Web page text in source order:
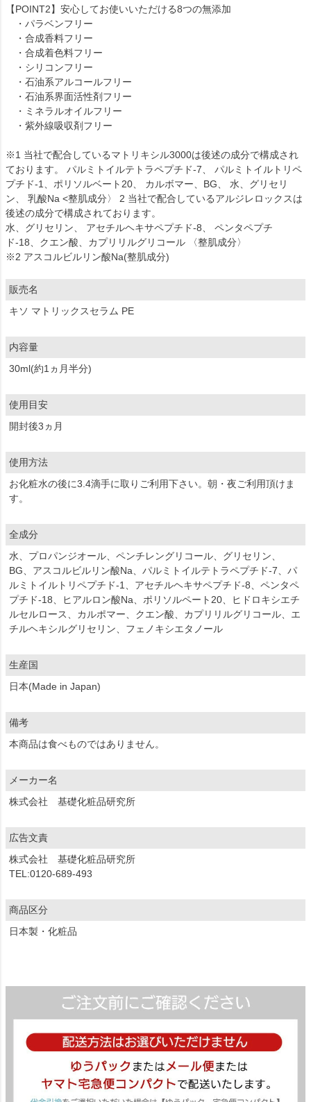
【POINT2】安心してお使いいただける8つの無添加
・パラベンフリー
・合成香料フリー
・合成着色料フリー
・シリコンフリー
・石油系アルコールフリー
・石油系界面活性剤フリー
・ミネラルオイルフリー
・紫外線吸収剤フリー
※1 当社で配合しているマトリキシル3000は後述の成分で構成され
ております。 パルミトイルテトラペプチド-7、 パルミトイルトリペ
プチド-1、ポリソルベート20、 カルボマー、BG、 水、グリセリ
ン、 乳酸Na <整肌成分〉 2 当社で配合しているアルジレロックスは
後述の成分で構成されております。
水、グリセリン、 アセチルヘキサペプチド-8、 ペンタペプチ
ド-18、クエン酸、カプリリルグリコール 〈整肌成分〉
※2 アスコルビルリン酸Na(整肌成分)
販売名
キソ マトリックスセラム PE
内容量
30ml(約1ヵ月半分)
使用目安
開封後3ヵ月
使用方法
お化粧水の後に3.4滴手に取りご利用下さい。朝・夜ご利用頂けま
す。
全成分
水、プロパンジオール、ペンチレングリコール、グリセリン、
BG、アスコルビルリン酸Na、パルミトイルテトラペプチド-7、パ
ルミトイルトリペプチド-1、アセチルヘキサペプチド-8、ペンタペ
プチド-18、ヒアルロン酸Na、ポリソルペート20、ヒドロキシエチ
ルセルロース、カルポマー、クエン酸、カプリリルグリコール、エ
チルヘキシルグリセリン、フェノキシエタノール
生産国
日本(Made in Japan)
備考
本商品は食べものではありません。
メーカー名
株式会社 基礎化粧品研究所
広告文責
株式会社 基礎化粧品研究所
TEL:0120-689-493
商品区分
日本製・化粧品